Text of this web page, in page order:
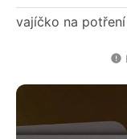
vajíčko na potření